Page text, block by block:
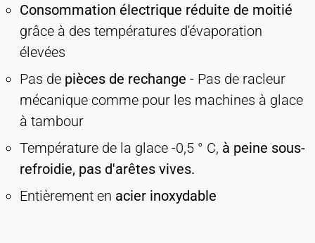
Consommation électrique réduite de moitié
grâce à des températures d'évaporation
élevées
Pas de pièces de rechange - Pas de racleur
mécanique comme pour les machines à glace
à tambour
Température de la glace -0,5 ° C, à peine sous-
refroidie, pas d'arêtes vives.
Entièrement en acier inoxydable
Vimeo
Name:
vuid, player
Provider:
Vimeo, Inc.
Purpose:
Contenu vidéo intégré
Session - 2 ans